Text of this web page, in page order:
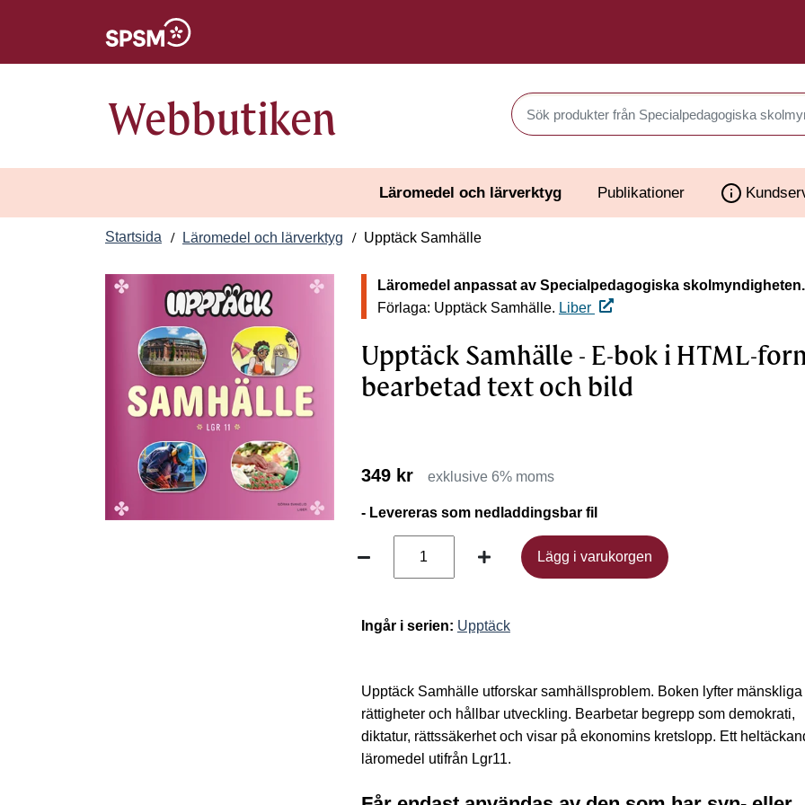
Webbutiken Sök produkter i Webbutiken
Läromedel och lärverktyg Publikationer
Startsida Läromedel och lärverktyg Upptäck Samhälle
Läromedel anpassat av Specialpedagogiska skolmyndigheten.
Förlaga: Upptäck Samhälle. Liber
Upptäck Samhälle - E-bok i HTML-
bearbetad text och bild
349 kr exklusive 6% moms
- Levereras som nedladdingsbar fil
Lägg i varukorgen
Lägg i varukorgen
Ingår i serien: Upptäck
Upptäck Samhälle utforskar samhällsproblem. Boken lyfter mänskliga
rättigheter och hållbar utveckling. Bearbetar begrepp som demokrati,
diktatur, rättssäkerhet och visar på ekonomins kretslopp. Ett
läromedel utifrån Lgr11.